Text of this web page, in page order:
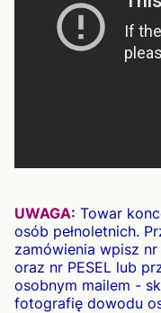
UWAGA: Towar
osób pełnoletnich.
zamówienia wpisz
oraz nr PESEL lub
osobnym mailem -
fotografię dowodu